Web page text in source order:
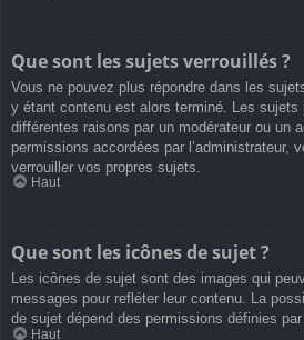
Que sont les sujets verrouillés ?
Vous ne pouvez plus répondre dans les
y étant contenu est alors terminé. Les sujets
différentes raisons par un modérateur ou un
permissions accordées par l’administrateur,
verrouiller vos propres sujets.
Haut
Que sont les icônes de sujet ?
Les icônes de sujet sont des images qui
messages pour refléter leur contenu. La
de sujet dépend des permissions définies par
Haut